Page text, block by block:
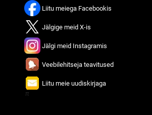
Liitu meiega Facebookis
Jälgige meid X-is
Jälgi meid Instagramis
Veebilehitseja teavitused
Liitu meie uudiskirjaga
π